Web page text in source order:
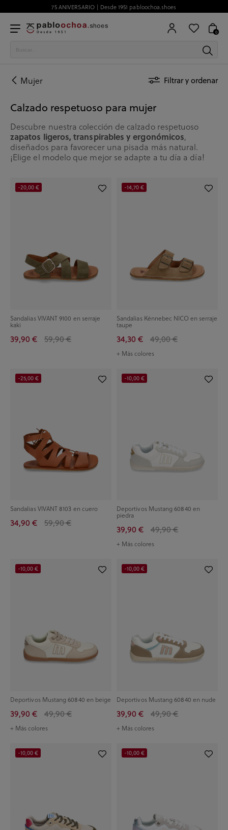
75 ANIVERSARIO | Desde 1951 pabloochoa.shoes
0
Mujer Filtrar y ordenar
Calzado respetuoso para mujer
Descubre nuestra colección de calzado respetuoso
zapatos ligeros, transpirables y ergonómicos,
diseñados para favorecer una pisada más natural.
¡Elige el modelo que mejor se adapte a tu día a día!
Sandalias VIVANT 9100 en serraje
kaki
39,90 € 59,90 €
-20,00 €
Sandalias Kénnebec NICO en serraje
taupe
34,30 € 49,00 €
+ Más colores
-14,70 €
Sandalias VIVANT 8103 en cuero
34,90 € 59,90 €
-25,00 €
Deportivos Mustang 60840 en
piedra
39,90 € 49,90 €
+ Más colores
-10,00 €
Deportivos Mustang 60840 en beige
39,90 € 49,90 €
+ Más colores
-10,00 €
Deportivos Mustang 60840 en nude
39,90 € 49,90 €
+ Más colores
-10,00 €
-10,00 € -10,00 €